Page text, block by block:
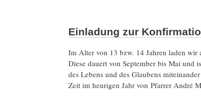
Einladung zur
Im Alter von 13 bzw. 14 Jahren laden wir
Diese dauert von September bis Mai und
des Lebens und des Glaubens
Zeit im heurigen Jahr von Pfarrer André